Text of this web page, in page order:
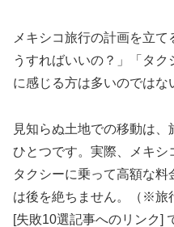
メキシコ旅行の計画を立
うすればいいの？」「タ
に感じる方は多いのではな
見知らぬ土地での移動は
ひとつです。実際、メキ
タクシーに乗って高額な
は後を絶ちません。（※旅
[失敗10選記事へのリンク]